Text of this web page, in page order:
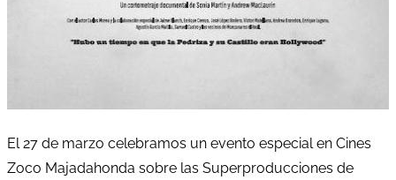
El 27 de marzo celebramos un evento especial en Cines
Zoco Majadahonda sobre las Superproducciones de